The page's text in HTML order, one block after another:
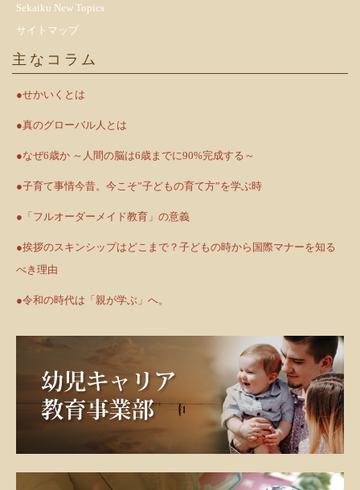
Sekaiku New Topics
サイトマップ
主なコラム
●せかいくとは
●真のグローバル人とは
●なぜ6歳か ～人間の脳は6歳までに90%完成する～
●子育て事情今昔。今こそ”子どもの育て方”を学ぶ時
●「フルオーダーメイド教育」の意義
●挨拶のスキンシップはどこまで？子どもの時から国際マナーを知る
べき理由
●令和の時代は「親が学ぶ」へ。